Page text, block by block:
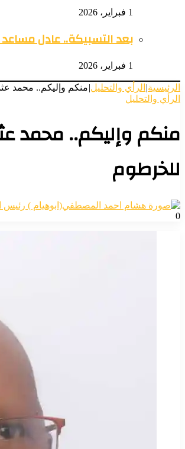
1 فبراير، 2026
بعد التسبيكة.. عادل
1 فبراير، 2026
الرئيسية| الرأي والتحليل|منكم وإليكم.. محمد
الرأي والتحليل
منكم وإليكم.. محمد
للخرطوم
0